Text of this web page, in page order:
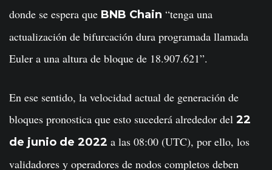
donde se espera que BNB Chain “tenga una
actualización de bifurcación dura programada llamada
Euler a una altura de bloque de 18.907.621”.
En ese sentido, la velocidad actual de generación de
bloques pronostica que esto sucederá alrededor del 22
de junio de 2022 a las 08:00 (UTC), por ello, los
validadores y operadores de nodos completos deben